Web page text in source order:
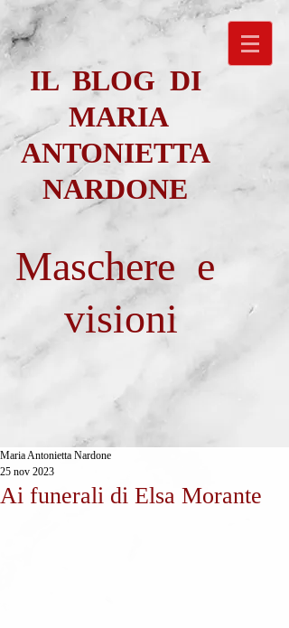
IL BLOG DI
MARIA
ANTONIETTA
NARDONE
Maschere e
visioni
Ai funerali di Elsa Morante
Maria Antonietta Nardone
25 nov 2023